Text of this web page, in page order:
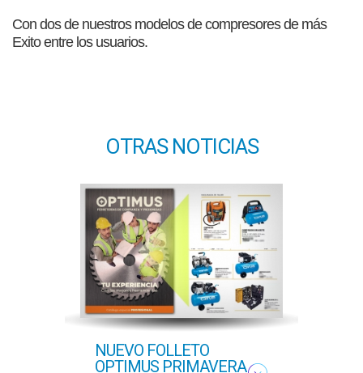
Con dos de nuestros modelos de compresores de más
Exito entre los usuarios.
OTRAS NOTICIAS
NUEVO FOLLETO
OPTIMUS PRIMAVERA